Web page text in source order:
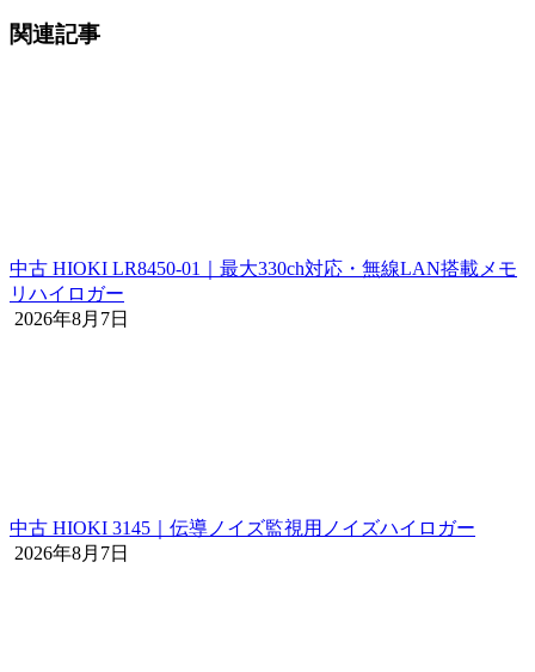
関連記事
中古 HIOKI LR8450-01｜最大330ch対応・無線LAN搭載メモ
リハイロガー
2026年8月7日
中古 HIOKI 3145｜伝導ノイズ監視用ノイズハイロガー
2026年8月7日